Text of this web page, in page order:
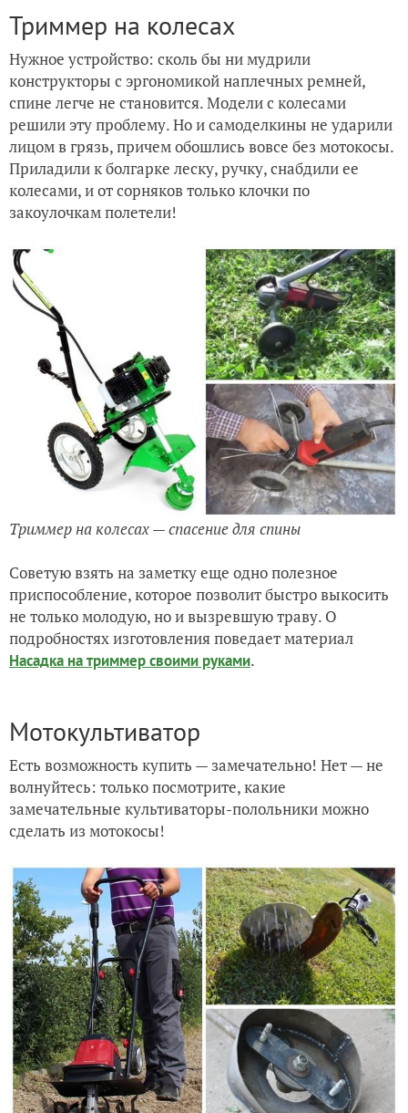
Триммер на колесах
Нужное устройство: сколь бы ни мудрили
конструкторы с эргономикой наплечных ремней,
спине легче не становится. Модели с колесами
решили эту проблему. Но и самоделкины не ударили
лицом в грязь, причем обошлись вовсе без мотокосы.
Приладили к болгарке леску, ручку, снабдили ее
колесами, и от сорняков только клочки по
закоулочкам полетели!
Триммер на колесах — спасение для спины
Советую взять на заметку еще одно полезное
приспособление, которое позволит быстро выкосить
не только молодую, но и вызревшую траву. О
подробностях изготовления поведает материал
Насадка на триммер своими руками.
Мотокультиватор
Есть возможность купить — замечательно! Нет — не
волнуйтесь: только посмотрите, какие
замечательные культиваторы-полольники можно
сделать из мотокосы!